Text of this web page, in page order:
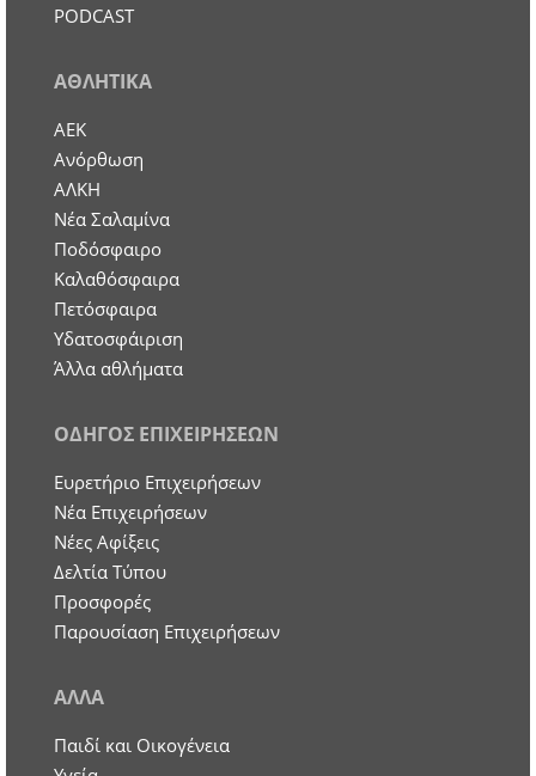
PODCAST
ΑΘΛΗΤΙΚΑ
ΑΕΚ
Ανόρθωση
ΑΛΚΗ
Νέα Σαλαμίνα
Ποδόσφαιρο
Καλαθόσφαιρα
Πετόσφαιρα
Υδατοσφάιριση
Άλλα αθλήματα
ΟΔΗΓΟΣ ΕΠΙΧΕΙΡΗΣΕΩΝ
Ευρετήριο Επιχειρήσεων
Nέα Επιχειρήσεων
Νέες Αφίξεις
Δελτία Τύπου
Προσφορές
Παρουσίαση Επιχειρήσεων
ΑΛΛΑ
Παιδί και Οικογένεια